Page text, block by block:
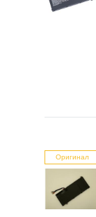
Оригинал